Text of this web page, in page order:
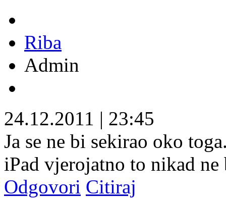
Riba
Admin
24.12.2011 | 23:45
Ja se ne bi sekirao oko
iPad vjerojatno to nikad
Odgovori Citiraj